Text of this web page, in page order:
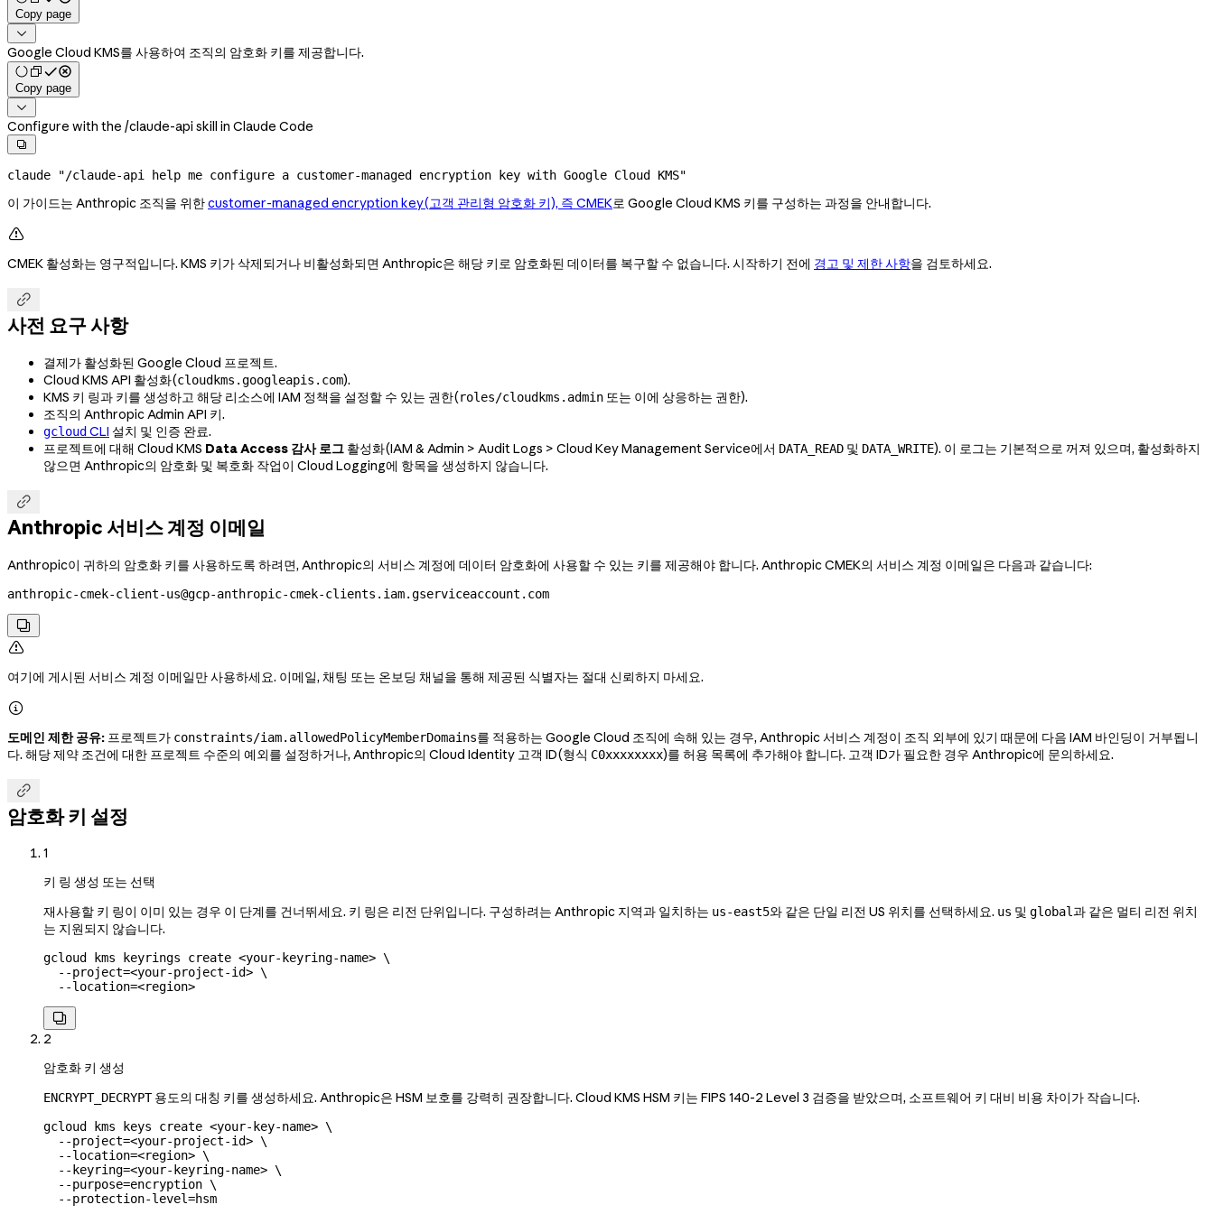
Copy page

Google Cloud KMS를 사용하여 조직의 암호화 키를 제공합니다.
Copy page

Configure with the /claude-api skill in Claude Code

claude "/claude-api help me configure a customer-managed encryption key with Google Cloud KMS"
이 가이드는 Anthropic 조직을 위한customer-managed encryption key(고객 관리형 암호화 키), 즉 CMEK로 Google Cloud KMS 키를 구성하는 과정을 안내합니다.

CMEK 활성화는 영구적입니다. KMS 키가 삭제되거나 비활성화되면 Anthropic은 해당 키로 암호화된 데이터를 복구할 수 없습니다. 시작하기 전에 경고 및 제한 사항을 검토하세요.

사전 요구 사항
결제가 활성화된 Google Cloud 프로젝트.
Cloud KMS API 활성화(cloudkms.googleapis.com).
KMS 키 링과 키를 생성하고 해당 리소스에 IAM 정책을 설정할 수 있는 권한(roles/cloudkms.admin 또는 이에 상응하는 권한).
조직의 Anthropic Admin API 키.
gcloud CLI 설치 및 인증 완료.
프로젝트에 대해 Cloud KMS Data Access 감사 로그 활성화(IAM & Admin > Audit Logs > Cloud Key Management Service에서 DATA_READ 및 DATA_WRITE). 이 로그는 기본적으로 꺼져 있으며, 활성화하지
않으면 Anthropic의 암호화 및 복호화 작업이 Cloud Logging에 항목을 생성하지 않습니다.

Anthropic 서비스 계정 이메일
Anthropic이 귀하의 암호화 키를 사용하도록 하려면, Anthropic의 서비스 계정에 데이터 암호화에 사용할 수 있는 키를 제공해야 합니다. Anthropic CMEK의 서비스 계정 이메일은 다음과 같습니다:
anthropic-cmek-client-us@gcp-anthropic-cmek-clients.iam.gserviceaccount.com


여기에 게시된 서비스 계정 이메일만 사용하세요. 이메일, 채팅 또는 온보딩 채널을 통해 제공된 식별자는 절대 신뢰하지 마세요.

도메인 제한 공유: 프로젝트가 constraints/iam.allowedPolicyMemberDomains를 적용하는 Google Cloud 조직에 속해 있는 경우, Anthropic 서비스 계정이 조직 외부에 있기 때문에 다음 IAM 바인딩이 거부됩니
다. 해당 제약 조건에 대한 프로젝트 수준의 예외를 설정하거나, Anthropic의 Cloud Identity 고객 ID(형식 C0xxxxxxxx)를 허용 목록에 추가해야 합니다. 고객 ID가 필요한 경우 Anthropic에 문의하세요.

암호화 키 설정
1
키 링 생성 또는 선택
재사용할 키 링이 이미 있는 경우 이 단계를 건너뛰세요. 키 링은 리전 단위입니다. 구성하려는 Anthropic 지역과 일치하는 us-east5와 같은 단일 리전 US 위치를 선택하세요. us 및 global과 같은 멀티 리전 위치
는 지원되지 않습니다.
gcloud kms keyrings create <your-keyring-name> \
  --project=
<your-project-id> \
  --location=
<region>

2
암호화 키 생성
ENCRYPT_DECRYPT용도의 대칭 키를 생성하세요. Anthropic은 HSM 보호를 강력히 권장합니다. Cloud KMS HSM 키는 FIPS 140-2 Level 3 검증을 받았으며, 소프트웨어 키 대비 비용 차이가 작습니다.
gcloud kms keys create <your-key-name> \
  --project=
<your-project-id> \
  --location=
<region> \
  --keyring=
<your-keyring-name> \
  --purpose=encryption
\
  --protection-level=hsm